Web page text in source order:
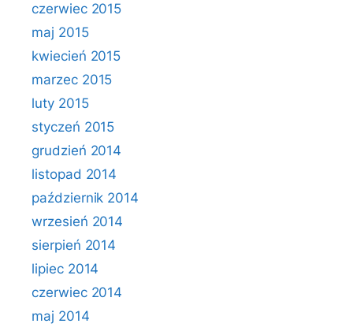
czerwiec 2015
maj 2015
kwiecień 2015
marzec 2015
luty 2015
styczeń 2015
grudzień 2014
listopad 2014
październik 2014
wrzesień 2014
sierpień 2014
lipiec 2014
czerwiec 2014
maj 2014